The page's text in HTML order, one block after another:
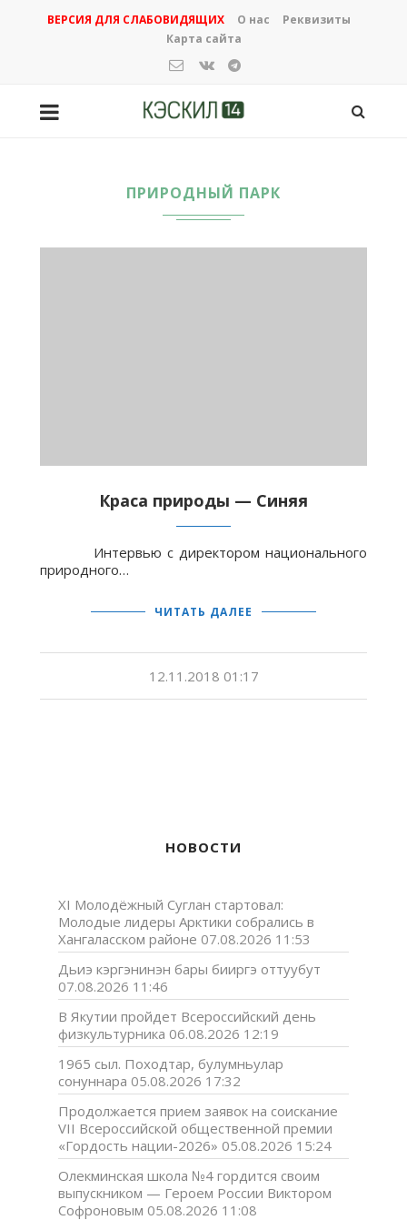
ВЕРСИЯ ДЛЯ СЛАБОВИДЯЩИХ О нас
Реквизиты
Карта сайта
ПРИРОДНЫЙ ПАРК
Краса природы — Синяя
Интервью с директором национального
природного…
ЧИТАТЬ ДАЛЕЕ
12.11.2018 01:17
НОВОСТИ
XI Молодёжный Суглан стартовал:
Молодые лидеры Арктики собрались в
Хангаласском районе 07.08.2026 11:53
Дьиэ кэргэнинэн бары бииргэ оттуубут
07.08.2026 11:46
В Якутии пройдет Всероссийский день
физкультурника 06.08.2026 12:19
1965 сыл. Походтар, булумньулар
сонуннара 05.08.2026 17:32
Продолжается прием заявок на соискание
VII Всероссийской общественной премии
«Гордость нации-2026» 05.08.2026 15:24
Олекминская школа №4 гордится своим
выпускником — Героем России Виктором
Софроновым 05.08.2026 11:08